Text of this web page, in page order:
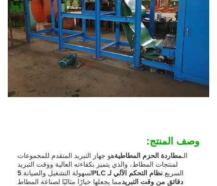
وصف المنتج:
الـمطاردة الحزم المطاطيةهو جهاز التبريد المتقدم للمجموعات
لمنتجات المطاط، والذي يتميز بكفاءته العالية ووقت التبريد
السريع. نظام التحكم الآلي لـ PLC لسهولة التشغيل والصيانة. 5
دقائق من وقت التبريدمما يجعلها خيارًا مثاليًا لصناعة المطاط